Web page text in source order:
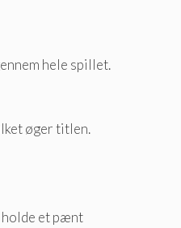
hele spillet.
øger titlen.
holde et pænt